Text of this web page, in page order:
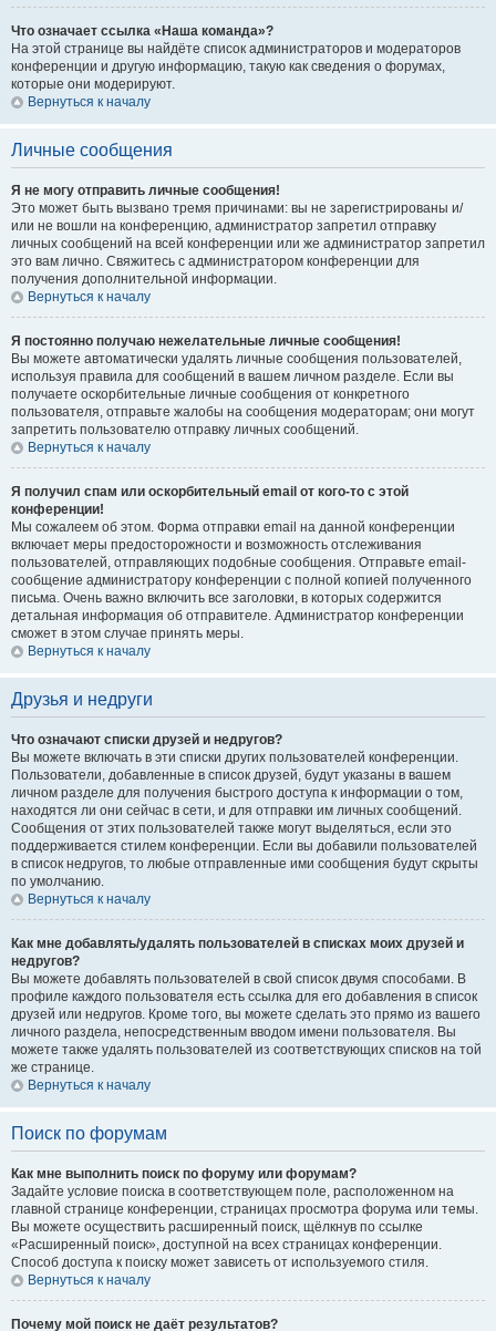
Что означает ссылка «Наша команда»?
На этой странице вы найдёте список администраторов и модераторов
конференции и другую информацию, такую как сведения о форумах,
которые они модерируют.
Вернуться к началу
Личные сообщения
Я не могу отправить личные сообщения!
Это может быть вызвано тремя причинами: вы не зарегистрированы и/
или не вошли на конференцию, администратор запретил отправку
личных сообщений на всей конференции или же администратор запретил
это вам лично. Свяжитесь с администратором конференции для
получения дополнительной информации.
Вернуться к началу
Я постоянно получаю нежелательные личные сообщения!
Вы можете автоматически удалять личные сообщения пользователей,
используя правила для сообщений в вашем личном разделе. Если вы
получаете оскорбительные личные сообщения от конкретного
пользователя, отправьте жалобы на сообщения модераторам; они могут
запретить пользователю отправку личных сообщений.
Вернуться к началу
Я получил спам или оскорбительный email от кого-то с этой
конференции!
Мы сожалеем об этом. Форма отправки email на данной конференции
включает меры предосторожности и возможность отслеживания
пользователей, отправляющих подобные сообщения. Отправьте email-
сообщение администратору конференции с полной копией полученного
письма. Очень важно включить все заголовки, в которых содержится
детальная информация об отправителе. Администратор конференции
сможет в этом случае принять меры.
Вернуться к началу
Друзья и недруги
Что означают списки друзей и недругов?
Вы можете включать в эти списки других пользователей конференции.
Пользователи, добавленные в список друзей, будут указаны в вашем
личном разделе для получения быстрого доступа к информации о том,
находятся ли они сейчас в сети, и для отправки им личных сообщений.
Сообщения от этих пользователей также могут выделяться, если это
поддерживается стилем конференции. Если вы добавили пользователей
в список недругов, то любые отправленные ими сообщения будут скрыты
по умолчанию.
Вернуться к началу
Как мне добавлять/удалять пользователей в списках моих друзей и
недругов?
Вы можете добавлять пользователей в свой список двумя способами. В
профиле каждого пользователя есть ссылка для его добавления в список
друзей или недругов. Кроме того, вы можете сделать это прямо из вашего
личного раздела, непосредственным вводом имени пользователя. Вы
можете также удалять пользователей из соответствующих списков на той
же странице.
Вернуться к началу
Поиск по форумам
Как мне выполнить поиск по форуму или форумам?
Задайте условие поиска в соответствующем поле, расположенном на
главной странице конференции, страницах просмотра форума или темы.
Вы можете осуществить расширенный поиск, щёлкнув по ссылке
«Расширенный поиск», доступной на всех страницах конференции.
Способ доступа к поиску может зависеть от используемого стиля.
Вернуться к началу
Почему мой поиск не даёт результатов?